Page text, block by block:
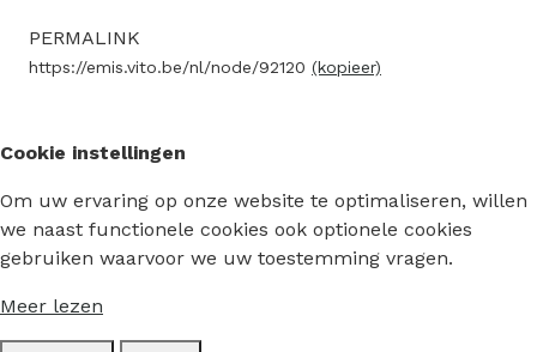
PERMALINK
https://emis.vito.be/nl/node/92120 (kopieer)
Cookie instellingen
Om uw ervaring op onze website te optimaliseren, willen
we naast functionele cookies ook optionele cookies
gebruiken waarvoor we uw toestemming vragen.
Meer lezen